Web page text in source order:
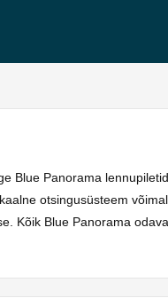
Blue Panorama
otsingusüsteem
Kõik Blue Panorama